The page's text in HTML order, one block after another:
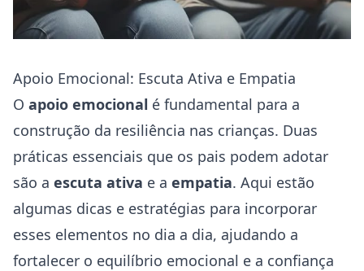
Apoio Emocional: Escuta Ativa e Empatia
O apoio emocional é fundamental para a
construção da resiliência nas crianças. Duas
práticas essenciais que os pais podem adotar
são a escuta ativa e a empatia. Aqui estão
algumas dicas e estratégias para incorporar
esses elementos no dia a dia, ajudando a
fortalecer o equilíbrio emocional e a confiança